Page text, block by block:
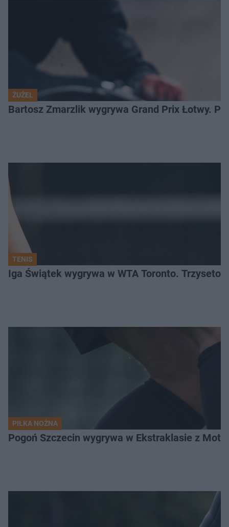
ŻUŻEL
Bartosz Zmarzlik wygrywa Grand Prix Łotwy.
TENIS
Iga Świątek wygrywa w WTA Toronto.
PIŁKA NOŻNA
Pogoń Szczecin wygrywa w Ekstraklasie z